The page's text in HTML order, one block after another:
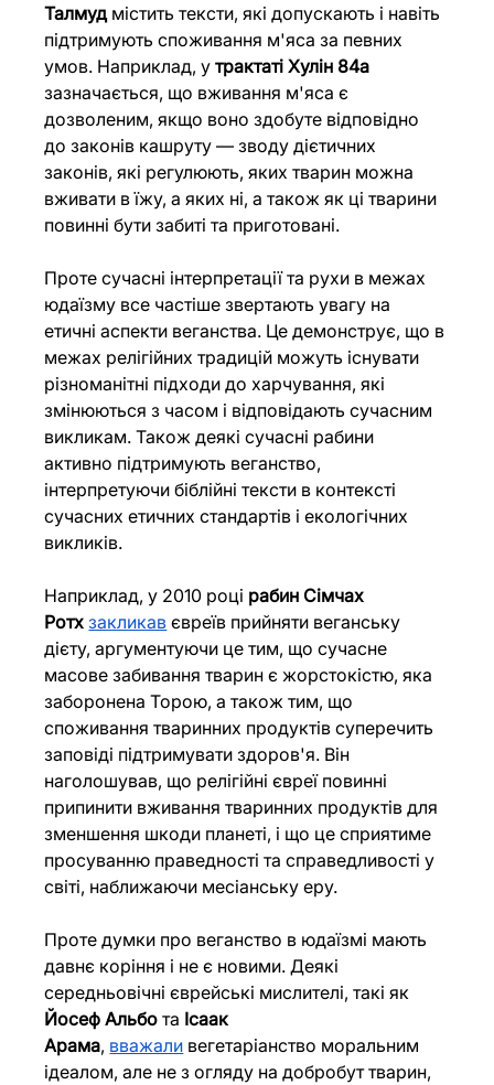
Талмуд містить тексти, які допускають і навіть
підтримують споживання м'яса за певних
умов. Наприклад, у трактаті Хулін 84а
зазначається, що вживання м'яса є
дозволеним, якщо воно здобуте відповідно
до законів кашруту — зводу дієтичних
законів, які регулюють, яких тварин можна
вживати в їжу, а яких ні, а також як ці тварини
повинні бути забиті та приготовані.
Проте сучасні інтерпретації та рухи в межах
юдаїзму все частіше звертають увагу на
етичні аспекти веганства. Це демонструє, що в
межах релігійних традицій можуть існувати
різноманітні підходи до харчування, які
змінюються з часом і відповідають сучасним
викликам. Також деякі сучасні рабини
активно підтримують веганство,
інтерпретуючи біблійні тексти в контексті
сучасних етичних стандартів і екологічних
викликів.
Наприклад, у 2010 році рабин Сімчах
Ротх закликав євреїв прийняти веганську
дієту, аргументуючи це тим, що сучасне
масове забивання тварин є жорстокістю, яка
заборонена Торою, а також тим, що
споживання тваринних продуктів суперечить
заповіді підтримувати здоров'я. Він
наголошував, що релігійні євреї повинні
припинити вживання тваринних продуктів для
зменшення шкоди планеті, і що це сприятиме
просуванню праведності та справедливості у
світі, наближаючи месіанську еру.
Проте думки про веганство в юдаїзмі мають
давнє коріння і не є новими. Деякі
середньовічні єврейські мислителі, такі як
Йосеф Альбо та Ісаак
Арама, вважали вегетаріанство моральним
ідеалом, але не з огляду на добробут тварин,